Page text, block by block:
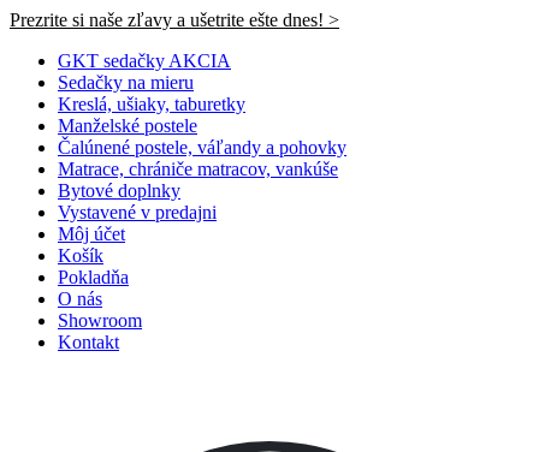
Prezrite si naše zľavy a ušetrite ešte dnes! >​
GKT sedačky AKCIA
Sedačky na mieru
Kreslá, ušiaky, taburetky
Manželské postele
Čalúnené postele, váľandy a pohovky
Matrace, chrániče matracov, vankúše
Bytové doplnky
Vystavené v predajni
Môj účet
Košík
Pokladňa
O nás
Showroom
Kontakt